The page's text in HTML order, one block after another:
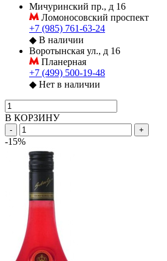
Мичуринский пр., д 16
Ломоносовский проспект
+7 (985) 761-63-24
◆ В наличии
Воротынская ул., д 16
Планерная
+7 (499) 500-19-48
◆ Нет в наличии
В КОРЗИНУ
- +
-15%